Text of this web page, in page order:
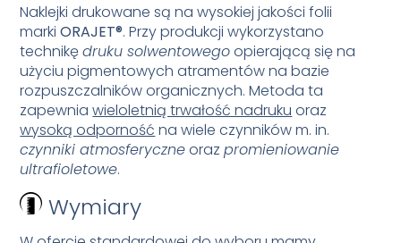
Naklejki drukowane są na wysokiej jakości folii
markiORAJET®. Przy produkcji wykorzystano
technikędruku solwentowegoopierającą się na
użyciu pigmentowych atramentów na bazie
rozpuszczalników organicznych. Metoda ta
zapewniawieloletnią trwałość nadruku oraz
wysoką odporność na wiele czynników m. in.
czynniki atmosferyczneorazpromieniowanie
ultrafioletowe.
Wymiary